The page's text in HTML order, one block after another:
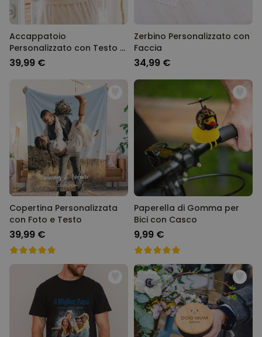
Accappatoio
Personalizzato con Testo e
Ghirlanda
39,99 €
Zerbino Personalizzato con
Faccia
34,99 €
Copertina Personalizzata
con Foto e Testo
39,99 €
Paperella di Gomma per
Bici con Casco
9,99 €